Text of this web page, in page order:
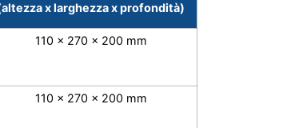
x larghezza x profondità)
110 x 270 x 200 mm
110 x 270 x 200 mm